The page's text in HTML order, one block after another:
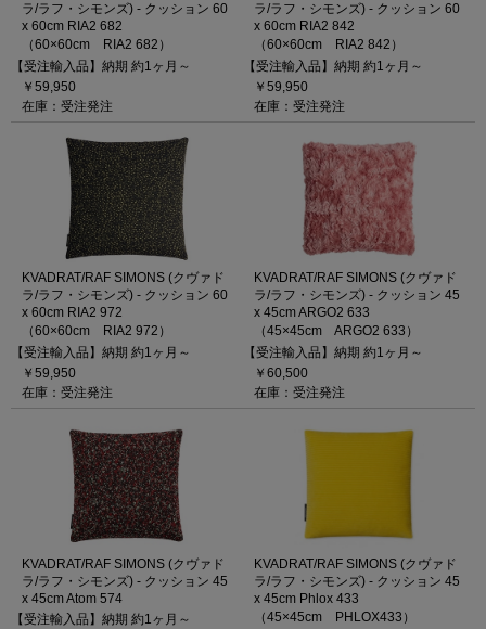
ラ/ラフ・シモンズ) - クッション 60
x 60cm RIA2 682
（60×60cm RIA2 682）
【受注輸入品】納期 約1ヶ月～
￥59,950
在庫：受注発注
ラ/ラフ・シモンズ) - クッション 60
x 60cm RIA2 842
（60×60cm RIA2 842）
【受注輸入品】納期 約1ヶ月～
￥59,950
在庫：受注発注
KVADRAT/RAF SIMONS (クヴァド
ラ/ラフ・シモンズ) - クッション 60
x 60cm RIA2 972
（60×60cm RIA2 972）
【受注輸入品】納期 約1ヶ月～
￥59,950
在庫：受注発注
KVADRAT/RAF SIMONS (クヴァド
ラ/ラフ・シモンズ) - クッション 45
x 45cm ARGO2 633
（45×45cm ARGO2 633）
【受注輸入品】納期 約1ヶ月～
￥60,500
在庫：受注発注
KVADRAT/RAF SIMONS (クヴァド
ラ/ラフ・シモンズ) - クッション 45
x 45cm Atom 574
【受注輸入品】納期 約1ヶ月～
KVADRAT/RAF SIMONS (クヴァド
ラ/ラフ・シモンズ) - クッション 45
x 45cm Phlox 433
（45×45cm PHLOX433）